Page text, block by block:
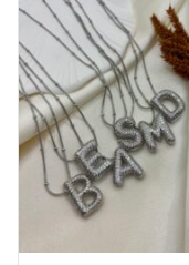
birden
fazla
varyasyonu
var.
Seçenekler
ürün
sayfasından
seçilebilir